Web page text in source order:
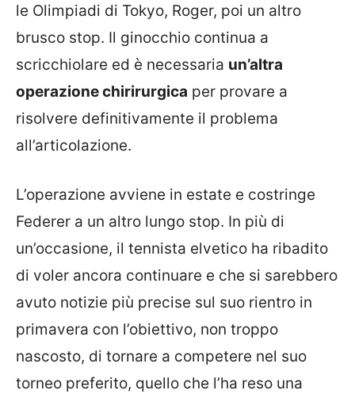
le Olimpiadi di Tokyo, Roger, poi un altro
brusco stop. Il ginocchio continua a
scricchiolare ed è necessaria un’altra
operazione chirirurgica per provare a
risolvere definitivamente il problema
all’articolazione.
L’operazione avviene in estate e costringe
Federer a un altro lungo stop. In più di
un’occasione, il tennista elvetico ha ribadito
di voler ancora continuare e che si sarebbero
avuto notizie più precise sul suo rientro in
primavera con l’obiettivo, non troppo
nascosto, di tornare a competere nel suo
torneo preferito, quello che l’ha reso una